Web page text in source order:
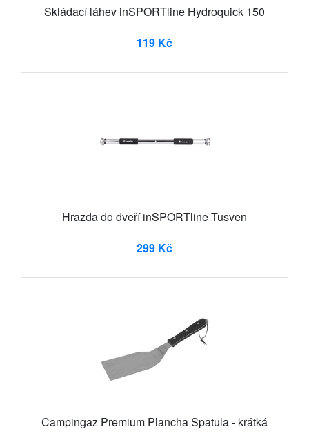
Skládací láhev inSPORTline Hydroquick 150
119 Kč
Hrazda do dveří inSPORTline Tusven
299 Kč
Campingaz Premium Plancha Spatula - krátká